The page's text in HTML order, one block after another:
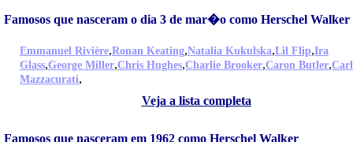
Famosos que nasceram o dia 3 de mar�o como Herschel Walker
Emmanuel Rivière,Ronan Keating,Natalia Kukulska,Lil Flip,Ira
Glass,George Miller,Chris Hughes,Charlie Brooker,Caron Butler,
Mazzacurati,
Veja a lista completa
Famosos que nasceram em 1962 como Herschel Walker